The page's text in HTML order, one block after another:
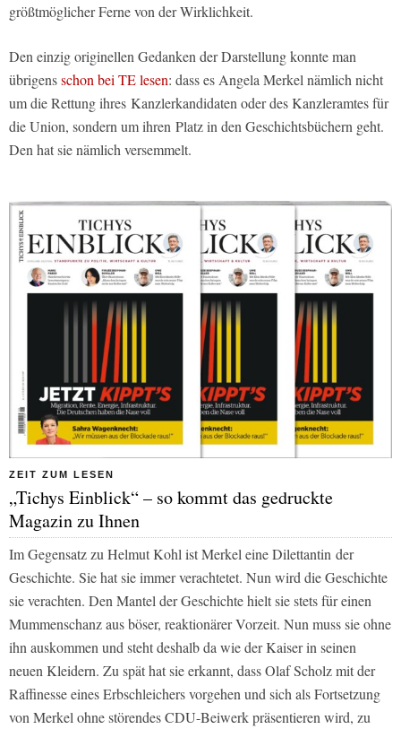
größtmöglicher Ferne von der Wirklichkeit.
Den einzig originellen Gedanken der Darstellung konnte man
übrigensschon bei TE lesen: dass es Angela Merkel nämlich nicht
um die Rettung ihres Kanzlerkandidaten oder des Kanzleramtes für
die Union, sondern um ihren Platz in den Geschichtsbüchern geht.
Den hat sie nämlich versemmelt.
ZEIT ZUM LESEN
„Tichys Einblick“ – so kommt das gedruckte
Magazin zu Ihnen
Im Gegensatz zu Helmut Kohl ist Merkel eine Dilettantin der
Geschichte. Sie hat sie immer verachtetet. Nun wird die Geschichte
sie verachten. Den Mantel der Geschichte hielt sie stets für einen
Mummenschanz aus böser, reaktionärer Vorzeit. Nun muss sie ohne
ihn auskommen und steht deshalb da wie der Kaiser in seinen
neuen Kleidern. Zu spät hat sie erkannt, dass Olaf Scholz mit der
Raffinesse eines Erbschleichers vorgehen und sich als Fortsetzung
von Merkel ohne störendes CDU-Beiwerk präsentieren wird, zu